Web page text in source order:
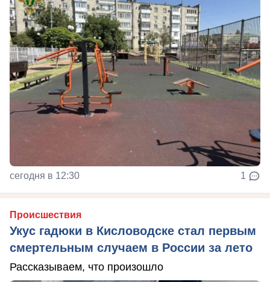
сегодня в 12:30 1
Происшествия
Укус гадюки в Кисловодске стал первым
смертельным случаем в России за лето
Рассказываем, что произошло